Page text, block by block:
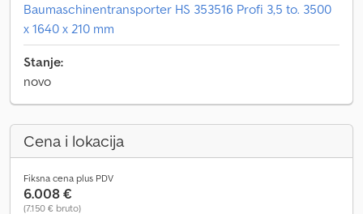
Baumaschinentransporter HS 353516 Profi 3,5 to. 3500
x 1640 x 210 mm
Stanje:
novo
Cena i lokacija
Fiksna cena plus PDV
6.008 €
(7.150 € bruto)